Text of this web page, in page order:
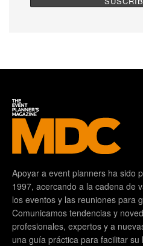
Apoyar a event planners ha sido
1997, acercando a la cadena de
los eventos y las reuniones para
Comunicamos tendencias y
profesionales, expertos y a
una guía práctica para facilitar su